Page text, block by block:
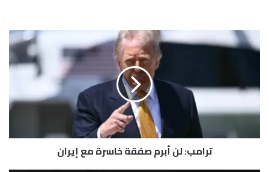
ر
ب
:
ل
أ
ترامب: لن أبرم صفقة خاسرة مع إيران